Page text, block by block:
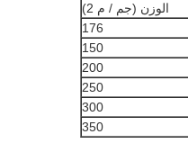
الوزن (جم / م 2)
176
150
200
250
300
350